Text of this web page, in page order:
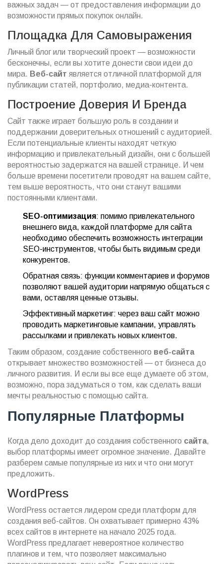
важных задач — от предоставления информации до
возможности прямых покупок онлайн.
Площадка Для Самовыражения
Личный блог или творческий проект — возможности
бесконечны, если вы хотите донести свои идеи до
мира. Веб-сайт является отличной платформой для
публикации статей, портфолио, медиа-контента.
Построение Доверия И Бренда
Сайт также играет большую роль в создании и
поддержании доверительных отношений с аудиторией.
Если потенциальные клиенты находят четкую
информацию и привлекательный дизайн, они с большей
вероятностью задержатся на вашей странице. И чем
больше времени посетители проводят на вашем сайте,
тем выше вероятность, что они станут вашими
постоянными клиентами.
SEO-оптимизация: помимо привлекательного
внешнего вида, каждой платформе для сайта
необходимо обеспечить возможность интеграции
SEO-инструментов, чтобы быть видимым среди
конкурентов.
Обратная связь: функции комментариев и форумов
позволяют вашей аудитории напрямую общаться с
вами, оставляя ценные отзывы.
Эффективный маркетинг: через ваш сайт можно
проводить маркетинговые кампании, управлять
рассылками и привлекать новых клиентов.
Таким образом, создание собственного веб-сайта
открывает множество возможностей — от бизнеса до
личного развития. И если вы все еще думаете об этом,
возможно, пора задуматься о том, как сделать ваши
мечты реальностью с помощью сайта.
Популярные Платформы
Когда дело доходит до создания собственного сайта,
выбор платформы имеет огромное значение. Давайте
разберем самые популярные из них и что они могут
предложить.
WordPress
WordPress остается лидером среди платформ для
создания веб-сайтов. Он охватывает примерно 43%
всех сайтов в интернете на начало 2025 года.
WordPress предлагает невероятное количество
плагинов и тем, что позволяет максимально